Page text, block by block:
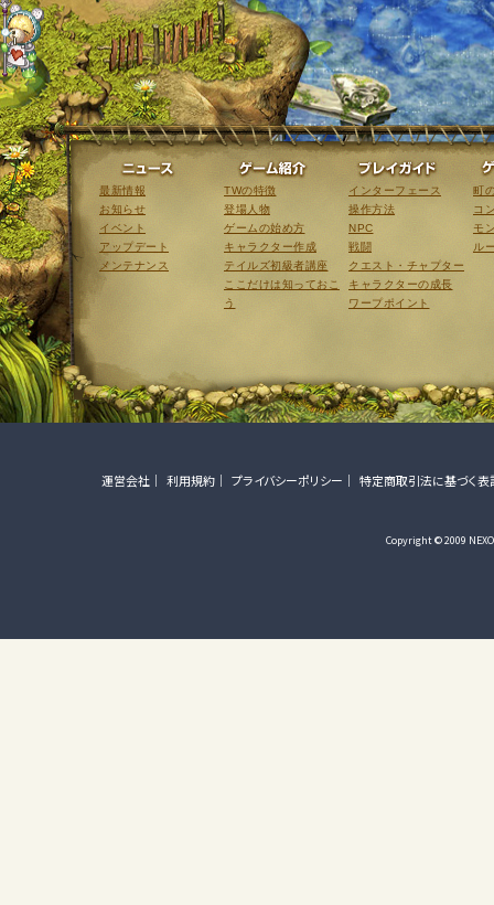
ニュース
最新情報
お知らせ
イベント
アップデート
メンテナンス
ゲーム紹介
TWの特徴
登場人物
ゲームの始め方
キャラクター作成
テイルズ初級者講座
ここだけは知っておこ
う
インターフェース
操作方法
NPC
戦闘
クエスト・チャプター
キャラクターの成長
ワープポイント
町
コ
モ
ル
運営会社 利用規約 プライバシーポリシー 特定商取引法に基づく表
Copyright © 2009